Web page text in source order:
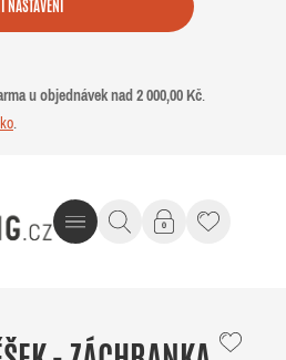
NASTAVENÍ
u objednávek nad 2 000,00 Kč.
.